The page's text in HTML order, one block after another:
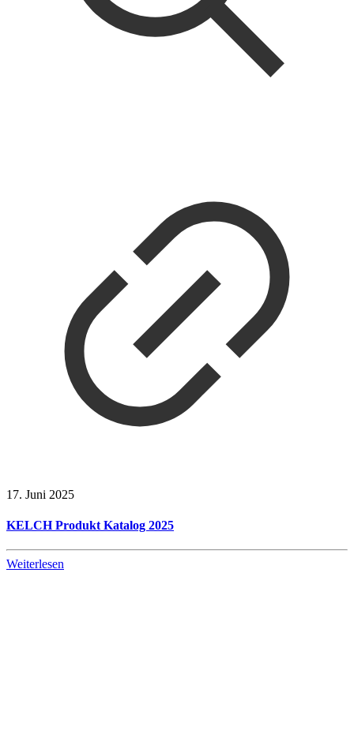
17. Juni 2025
KELCH Produkt Katalog 2025
Weiterlesen